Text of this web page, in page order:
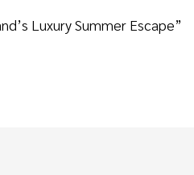
Luxury Summer Escape”